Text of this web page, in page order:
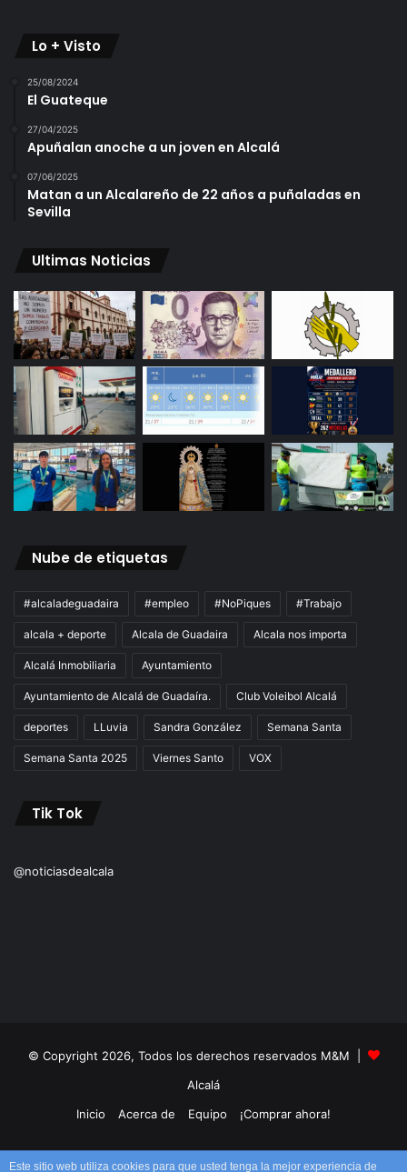
Lo + Visto
25/08/2024
El Guateque
27/04/2025
Apuñalan anoche a un joven en Alcalá
07/06/2025
Matan a un Alcalareño de 22 años a puñaladas en
Sevilla
Ultimas Noticias
Nube de etiquetas
#alcaladeguadaira #empleo #NoPiques #Trabajo
alcala + deporte Alcala de Guadaira Alcala nos importa
Alcalá Inmobiliaria Ayuntamiento
Ayuntamiento de Alcalá de Guadaíra. Club Voleibol Alcalá
deportes LLuvia Sandra González Semana Santa
Semana Santa 2025 Viernes Santo VOX
Tik Tok
@noticiasdealcala
© Copyright 2026, Todos los derechos reservados M&M |
Alcalá
Inicio
Acerca de Equipo ¡Comprar ahora!
Facebook
X YouTubeInstagram
TikTokRSS
Este sitio web utiliza cookies para que usted tenga la mejor experiencia de